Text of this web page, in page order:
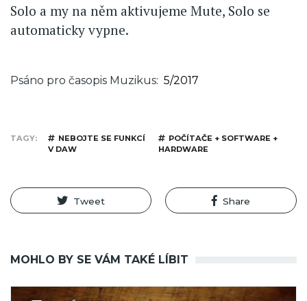
Solo a my na něm aktivujeme Mute, Solo se
automaticky vypne.
Psáno pro časopis Muzikus 5/2017
TAGY
NEBOJTE SE FUNKCÍ
V DAW
POČÍTAČE + SOFTWARE +
HARDWARE
Tweet Share
MOHLO BY SE VÁM TAKÉ LÍBIT